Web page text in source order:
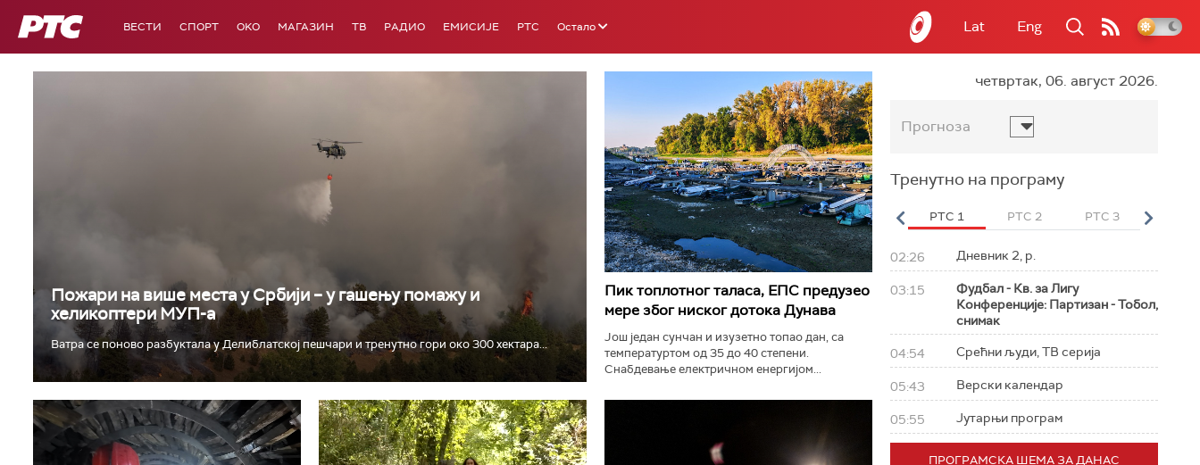
РТС ВЕСТИ СПОРТ OKO МАГАЗИН ТВ РАДИО ЕМИСИЈЕ РТС Остало Lat Eng
Пожари на више места у Србији – у гашењу помажу и
хеликоптери МУП-а
Ватра се поново разбуктала у Делиблатској пешчари и тренутно гори око 300 хектара...
Пик топлотног таласа, ЕПС предузео
мере због ниског дотока Дунава
Још један сунчан и изузетно топао дан, са
температуртом од 35 до 40 степени.
Снабдевање електричном енергијом...
четвртак, 06. август 2026.
Прогноза
Тренутно на програму
РТС 3 РТС Свет РТС HD РТС 1 РТС 2 РТС 3 РТС
02:26 Дневник 2, р.
03:15
Фудбал - Кв. за Лигу
Конференције: Партизан - Тобол,
снимак
04:54 Срећни људи, ТВ серија
05:43 Верски календар
05:55 Јутарњи програм
ПРОГРАМСКА ШЕМА ЗА ДАНАС